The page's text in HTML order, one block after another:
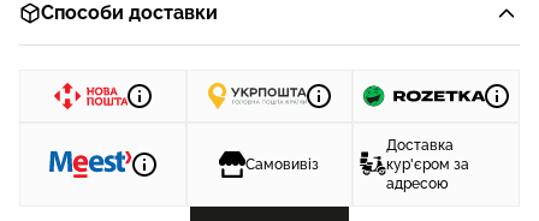
Способи доставки
Самовивіз
Доставка
кур'єром за
адресою